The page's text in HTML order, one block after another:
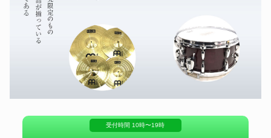
力強く、打楽器のような三味線。
ウリウリ
リズムを刻む、ハワイの打楽器。
ファゴット
アルタス
A1007 楽器 官楽
ムラマツ フルート DS RC G9-
27
MIYAZAWA ミヤザワ フルート
Type 2RE-14K 彫刻有り Eメカ
ニズム/C足部管
MFG. CO.ETUDE SAYAMA
JAPAN i15
受付時間 10時〜19時